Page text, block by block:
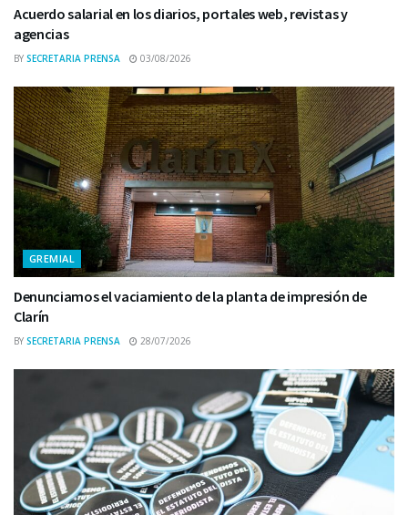
Acuerdo salarial en los diarios, portales web, revistas y
agencias
BY SECRETARIA PRENSA 03/08/2026
GREMIAL
Denunciamos el vaciamiento de la planta de impresión de
Clarín
BY SECRETARIA PRENSA 28/07/2026